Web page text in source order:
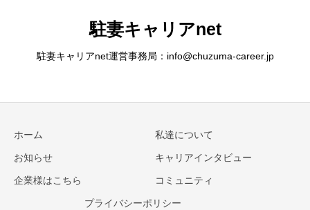
駐妻キャリアnet
駐妻キャリアnet運営事務局：info@chuzuma-career.jp
ホーム 私達について
お知らせ キャリアインタビュー
企業様はこちら コミュニティ
プライバシーポリシー